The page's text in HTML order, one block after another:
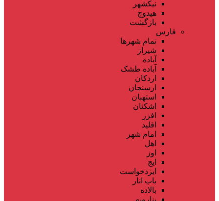
نیکشهر
هیدوچ
بازگشت
فارس
تمام شهر‌ها
شیراز
آباده
آباده طشک
اردکان
ارسنجان
استهبان
اشکنان
افزر
اقلید
امام شهر
اهل
اوز
ایج
ایزدخواست
باب انار
بالاده
بنارویه